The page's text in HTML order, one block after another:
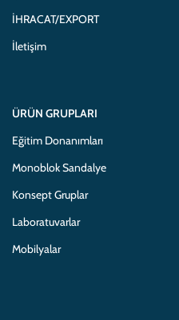
İHRACAT/EXPORT
İletişim
ÜRÜN GRUPLARI
Eğitim Donanımları
Monoblok Sandalye
Konsept Gruplar
Laboratuvarlar
Mobilyalar